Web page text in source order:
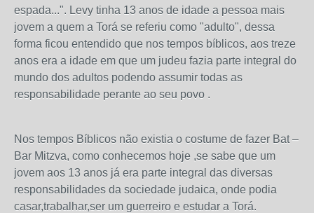
espada...". Levy tinha 13 anos de idade a pessoa mais
jovem a quem a Torá se referiu como "adulto", dessa
forma ficou entendido que nos tempos bíblicos, aos treze
anos era a idade em que um judeu fazia parte integral do
mundo dos adultos podendo assumir todas as
responsabilidade perante ao seu povo .
Nos tempos Bíblicos não existia o costume de fazer Bat –
Bar Mitzva, como conhecemos hoje ,se sabe que um
jovem aos 13 anos já era parte integral das diversas
responsabilidades da sociedade judaica, onde podia
casar,trabalhar,ser um guerreiro e estudar a Torá.